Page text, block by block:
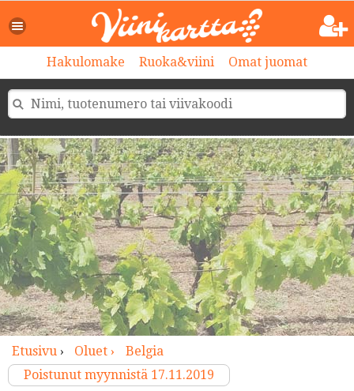
Hakulomake Ruoka&viini Omat juomat
Etusivu› Oluet ›
Belgia
Poistunut myynnistä 17.11.2019